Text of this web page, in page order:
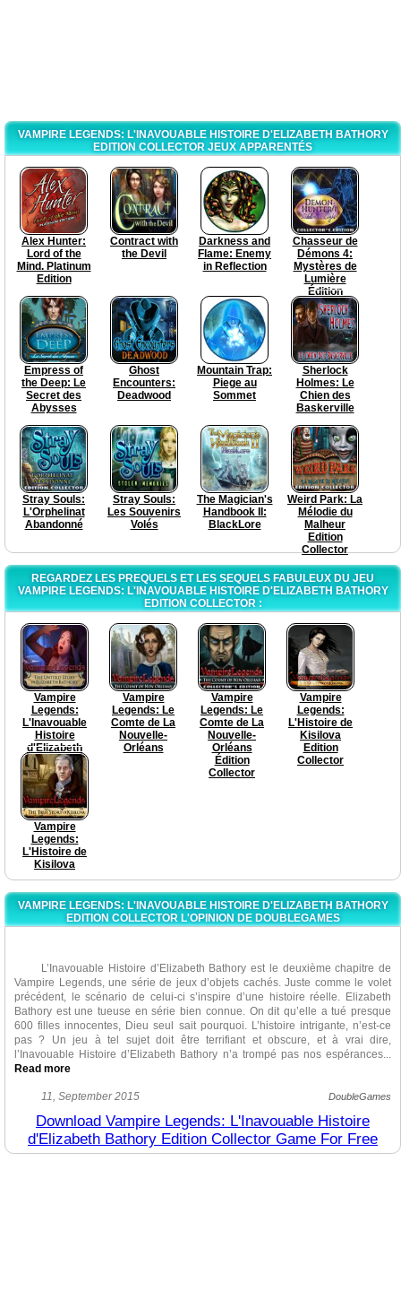
VAMPIRE LEGENDS: L'INAVOUABLE HISTOIRE D'ELIZABETH BATHORY
EDITION COLLECTOR JEUX APPARENTÉS
Alex Hunter:
Lord of the
Mind. Platinum
Edition
Contract with
the Devil
Darkness and
Flame: Enemy
in Reflection
Chasseur de
Démons 4:
Mystères de
Lumière
Édition
Collector
Empress of
the Deep: Le
Secret des
Abysses
Ghost
Encounters:
Deadwood
Mountain Trap:
Piege au
Sommet
Sherlock
Holmes: Le
Chien des
Baskerville
Stray Souls:
L'Orphelinat
Abandonné
Stray Souls:
Les Souvenirs
Volés
The Magician's
Handbook II:
BlackLore
Weird Park: La
Mélodie du
Malheur
Edition
Collector
REGARDEZ LES PREQUELS ET LES SEQUELS FABULEUX DU JEU
VAMPIRE LEGENDS: L'INAVOUABLE HISTOIRE D'ELIZABETH BATHORY
EDITION COLLECTOR :
Vampire
Legends:
L'Inavouable
Histoire
d'Elizabeth
Bathory
Vampire
Legends: Le
Comte de La
Nouvelle-
Orléans
Vampire
Legends: Le
Comte de La
Nouvelle-
Orléans
Édition
Collector
Vampire
Legends:
L'Histoire de
Kisilova
Edition
Collector
Vampire
Legends:
L'Histoire de
Kisilova
VAMPIRE LEGENDS: L'INAVOUABLE HISTOIRE D'ELIZABETH BATHORY
EDITION COLLECTOR L'OPINION DE DOUBLEGAMES
L’Inavouable Histoire d’Elizabeth Bathory est le deuxième chapitre de
Vampire Legends, une série de jeux d’objets cachés. Juste comme le volet
précédent, le scénario de celui-ci s’inspire d’une histoire réelle. Elizabeth
Bathory est une tueuse en série bien connue. On dit qu’elle a tué presque
600 filles innocentes, Dieu seul sait pourquoi. L’histoire intrigante, n’est-ce
pas ? Un jeu à tel sujet doit être terrifiant et obscure, et à vrai dire,
l’Inavouable Histoire d’Elizabeth Bathory n’a trompé pas nos espérances.
Read more
L’histoire est bien construite et très intéressante dès le début jusqu’à la
personnalité unique ce qui rend le jeu plus captivant, malgré le fait que les
persos sont dessinés de style cartoon. Les graphismes sont améliorés, si l’on
compare avec ceux du volet précédent, mais pas très claires et nets, héla.
11, September 2015 DoubleGames
Download Vampire Legends: L'Inavouable Histoire
d'Elizabeth Bathory Edition Collector Game For Free